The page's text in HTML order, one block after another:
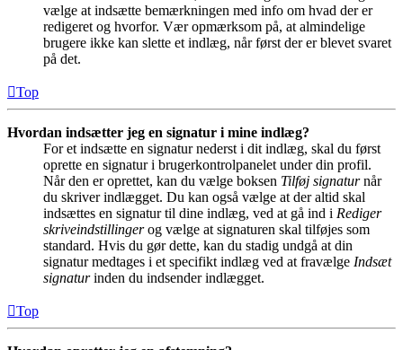
vælge at indsætte bemærkningen med info om hvad der er
redigeret og hvorfor. Vær opmærksom på, at almindelige
brugere ikke kan slette et indlæg, når først der er blevet svaret
på det.
Top
Hvordan indsætter jeg en signatur i mine indlæg?
For et indsætte en signatur nederst i dit indlæg, skal du først
oprette en signatur i brugerkontrolpanelet under din profil.
Når den er oprettet, kan du vælge boksen Tilføj signaturnår
du skriver indlægget. Du kan også vælge at der altid skal
indsættes en signatur til dine indlæg, ved at gå ind i Rediger
skriveindstillingerog vælge at signaturen skal tilføjes som
standard. Hvis du gør dette, kan du stadig undgå at din
signatur medtages i et specifikt indlæg ved at fravælge Indsæt
signaturinden du indsender indlægget.
Top